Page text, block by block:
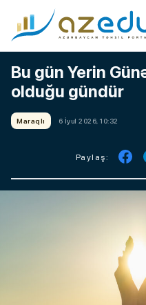
Bu gün Yerin
olduğu gündür
Maraqlı 6 İyul 2026, 10:32
Paylaş: